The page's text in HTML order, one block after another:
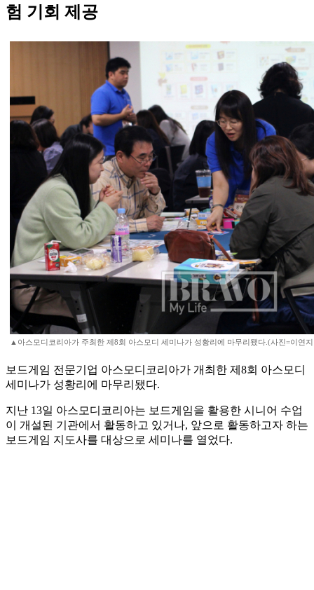
험 기회 제공
▲아스모디코리아가 주최한 제8회 아스모디 세미나가 성황리에 마무리됐다.(사진=이연
보드게임 전문기업 아스모디코리아가 개최한 제8회 아스모디
세미나가 성황리에 마무리됐다.
지난 13일 아스모디코리아는 보드게임을 활용한 시니어 수업
이 개설된 기관에서 활동하고 있거나, 앞으로 활동하고자 하는
보드게임 지도사를 대상으로 세미나를 열었다.